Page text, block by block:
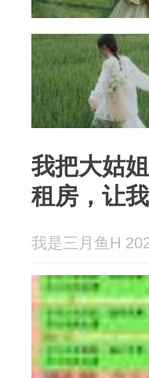
我把大姑
租房，让
我是三月鱼H